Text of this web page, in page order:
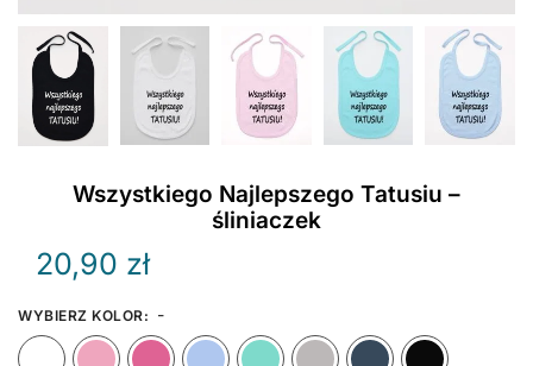
Wszystkiego Najlepszego Tatusiu –
śliniaczek
20,90 zł
WYBIERZ KOLOR: -
Biały
Różowy Ciemny Różowy
Błękitny MiętowySzary